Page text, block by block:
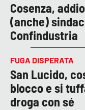
Cosenza,
(anche)
Confindustria
FUGA DISPERATA
San Lucido,
blocco e si
droga con sé